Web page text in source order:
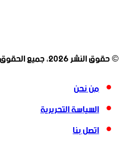
© حقوق النشر 2026، جميع الحقوق محفوظة |
من نحن
السياسة التحريرية
اتصل بنا